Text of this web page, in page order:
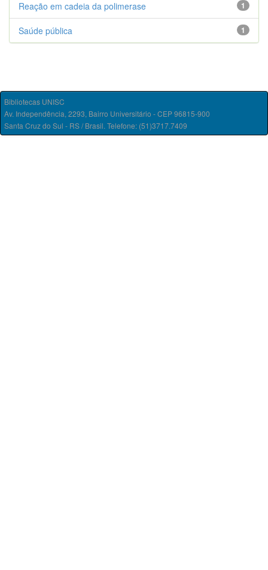
1
Reação em cadeia da polimerase
1
Saúde pública
Bibliotecas UNISC
Av. Independência, 2293, Bairro Universitário - CEP 96815-900
Santa Cruz do Sul - RS / Brasil. Telefone: (51)3717.7409